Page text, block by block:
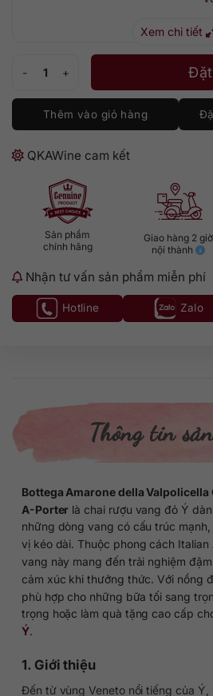
Xem chi tiết
Bottega Amarone della Valpolicella
Thêm vào giỏ hàng
QKAWine cam kết
Sản phẩm
chính hãng
Giao hàng 2 giờ
nội thành
Nhận tư vấn sản phẩm miễn phí
Hotline Zalo
Thông tin
Bottega Amarone della Valpolicella
A-Porter là chai rượu vang đỏ Ý
những dòng vang có cấu trúc
vị kéo dài. Thuộc phong cách Italian
vang này mang đến trải nghiệm
cảm xúc khi thưởng thức. Với nồng
phù hợp cho những bữa tối sang
trọng hoặc làm quà tặng cao cấp
Ý.
1. Giới thiệu
Đến từ vùng Veneto nổi tiếng của Ý,